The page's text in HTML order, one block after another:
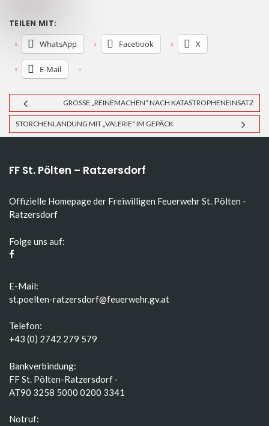
TEILEN MIT:
WhatsApp Facebook X
E-Mail
GROSSE „REINEMACHEN“ NACH KATASTROPHENEINSATZ
STORCHENLANDUNG MIT „VALERIE“ IM GEPÄCK
FF St. Pölten – Ratzersdorf
Offizielle Homepage der Freiwilligen Feuerwehr St. Pölten -
Ratzersdorf
Folge uns auf:
E-Mail:
st.poelten-ratzersdorf@feuerwehr.gv.at
Telefon:
+43 (0) 2742 279 579
Bankverbindung:
FF St. Pölten-Ratzersdorf ‑
AT90 3258 5000 0200 3341
Notruf: